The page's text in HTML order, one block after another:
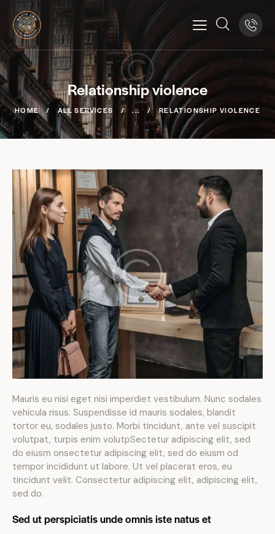
Relationship violence
HOME ALL SERVICES ... RELATIONSHIP VIOLENCE
Mauris eu nisi eget nisi imperdiet vestibulum. Nunc sodales
vehicula risus. Suspendisse id mauris sodales, blandit
tortor eu, sodales justo. Morbi tincidunt, ante vel suscipit
volutpat, turpis enim volutpSectetur adipiscing elit, sed
do eiusm onsectetur adipiscing elit, sed do eiusm od
tempor incididunt ut labore. Ut vel placerat eros, eu
tincidunt velit. Consectetur adipiscing elit, adipiscing elit,
sed do.
Sed ut perspiciatis unde omnis iste natus et